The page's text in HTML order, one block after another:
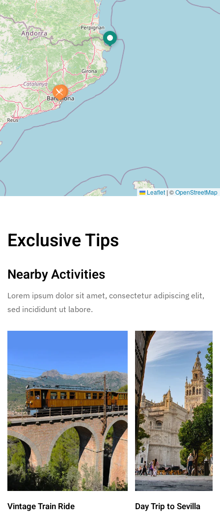
Leaflet | ©OpenStreetMap
Exclusive Tips
Nearby Activities
Lorem ipsum dolor sit amet, consectetur adipiscing elit,
sed incididunt ut labore.
Vintage Train Ride Day Trip to Sevilla